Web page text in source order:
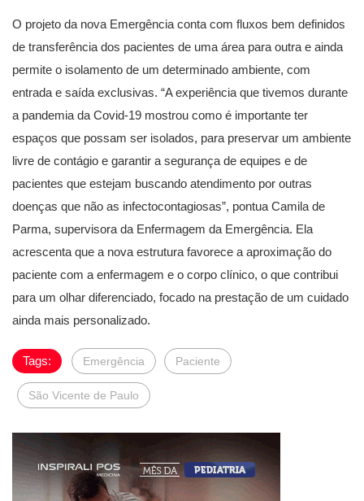
O projeto da nova Emergência conta com fluxos bem definidos
de transferência dos pacientes de uma área para outra e ainda
permite o isolamento de um determinado ambiente, com
entrada e saída exclusivas. “A experiência que tivemos durante
a pandemia da Covid-19 mostrou como é importante ter
espaços que possam ser isolados, para preservar um ambiente
livre de contágio e garantir a segurança de equipes e de
pacientes que estejam buscando atendimento por outras
doenças que não as infectocontagiosas”, pontua Camila de
Parma, supervisora da Enfermagem da Emergência. Ela
acrescenta que a nova estrutura favorece a aproximação do
paciente com a enfermagem e o corpo clínico, o que contribui
para um olhar diferenciado, focado na prestação de um cuidado
ainda mais personalizado.
Tags: Emergência Paciente
São Vicente de Paulo